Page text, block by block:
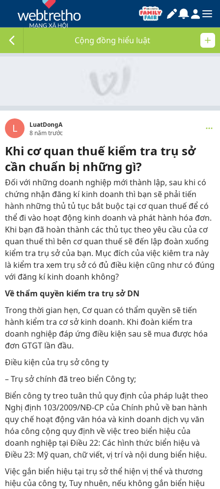
Cộng đồng hiểu luật
L
LuatDongA
8 năm trước
Khi cơ quan thuế kiểm tra trụ sở
cần chuẩn bị những gì?
Đối với những doanh nghiệp mới thành lập, sau khi có
chứng nhận đăng kí kinh doanh thì bạn sẽ phải tiến
hành những thủ tủ tục bắt buộc tại cơ quan thuế để có
thể đi vào hoạt động kinh doanh và phát hành hóa đơn.
Khi bạn đã hoàn thành các thủ tục theo yêu cầu của cơ
quan thuế thì bên cơ quan thuế sẽ đến lập đoàn xuống
kiểm tra trụ sở của bạn. Mục đích của việc kiêm tra này
là kiểm tra xem trụ sở có đủ điều kiện cũng như có đúng
với đăng kí kinh doanh không?
Về thẩm quyền kiểm tra trụ sở DN
Trong thời gian hẹn, Cơ quan có thẩm quyền sẽ tiến
hành kiểm tra cơ sở kinh doanh. Khi đoàn kiểm tra
doanh nghiệp đáp ứng điều kiện sau sẽ mua được hóa
đơn GTGT lần đầu.
Điều kiện của trụ sở công ty
– Trụ sở chính đã treo biển Công ty;
Biển công ty treo tuân thủ quy định của pháp luật theo
Nghị định 103/2009/NĐ-CP của Chính phủ về ban hành
quy chế hoạt động văn hóa và kinh doanh dịch vụ văn
hóa công cộng quy định về việc treo biển hiệu của
doanh nghiệp tại Điều 22: Các hình thức biển hiệu và
Điều 23: Mỹ quan, chữ viết, vị trí và nội dung biển hiệu.
Việc gắn biển hiệu tại trụ sở thể hiện vị thể và thương
hiệu của công ty, Tuy nhuên, nếu không gắn biển hiệu